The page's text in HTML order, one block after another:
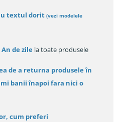
textul dorit (vezi modelele
An de zile la toate produsele
de a returna produsele în
banii înapoi fara nici o
, cum preferi